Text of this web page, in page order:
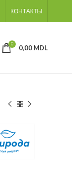
КОНТАКТЫ
0 0,00 MDL